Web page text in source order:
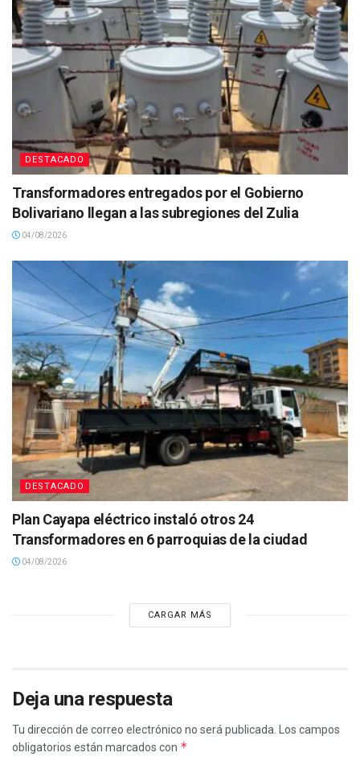
DESTACADO
Transformadores entregados por el Gobierno
Bolivariano llegan a las subregiones del Zulia
04/08/2026
DESTACADO
Plan Cayapa eléctrico instaló otros 24
Transformadores en 6 parroquias de la ciudad
04/08/2026
CARGAR MÁS
Deja una respuesta
Tu dirección de correo electrónico no será publicada.
Los campos
obligatorios están marcados con *